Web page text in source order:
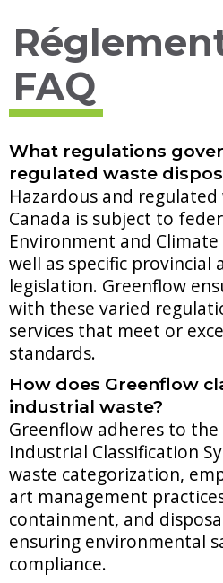
FAQ
What regulations
regulated waste
Hazardous and
Canada is subject to
Environment and Climate
well as specific
legislation. Greenflow
with these varied
services that meet or
standards.
How does Greenflow
industrial waste?
Greenflow adheres to
Industrial Classification
waste categorization,
art management
containment, and
ensuring environmental
compliance.